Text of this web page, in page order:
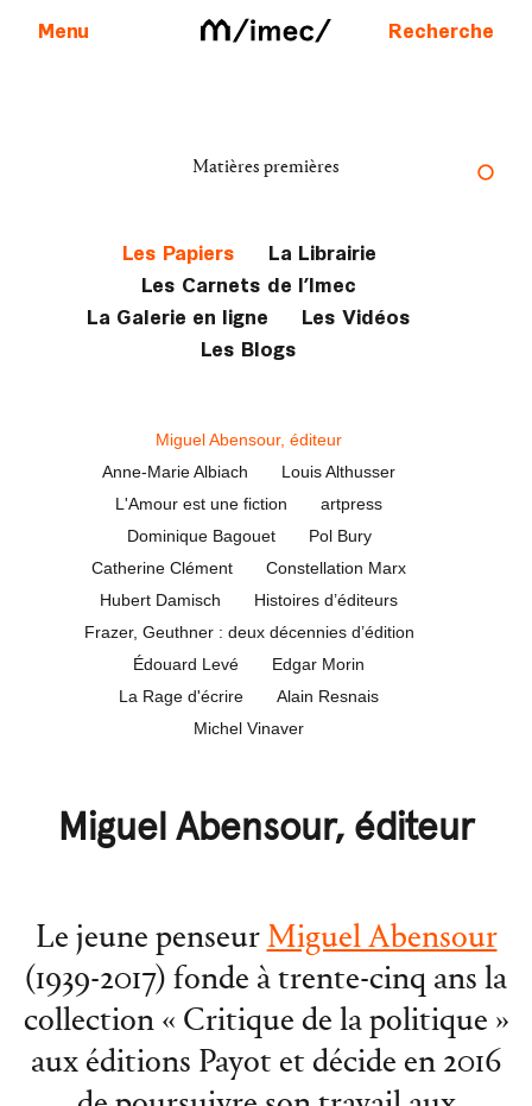
Menu Recherche
Matières premières
Les Papiers
La Librairie
Les Carnets de l’Imec
La Galerie en ligne
Les Vidéos
Les Blogs
Miguel Abensour, éditeur
Anne-Marie Albiach
Louis Althusser
L'Amour est une fiction
artpress
Dominique Bagouet
Pol Bury
Catherine Clément
Constellation Marx
Hubert Damisch
Histoires d’éditeurs
Frazer, Geuthner : deux décennies d’édition
Édouard Levé
Edgar Morin
La Rage d'écrire
Alain Resnais
Michel Vinaver
Miguel Abensour, éditeur
Le jeune penseur Miguel Abensour
(1939-2017) fonde à trente-cinq ans la
collection « Critique de la politique »
aux éditions Payot et décide en 2016